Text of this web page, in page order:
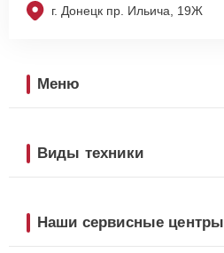
г. Донецк пр. Ильича, 19Ж
Меню
Виды техники
Наши сервисные центры